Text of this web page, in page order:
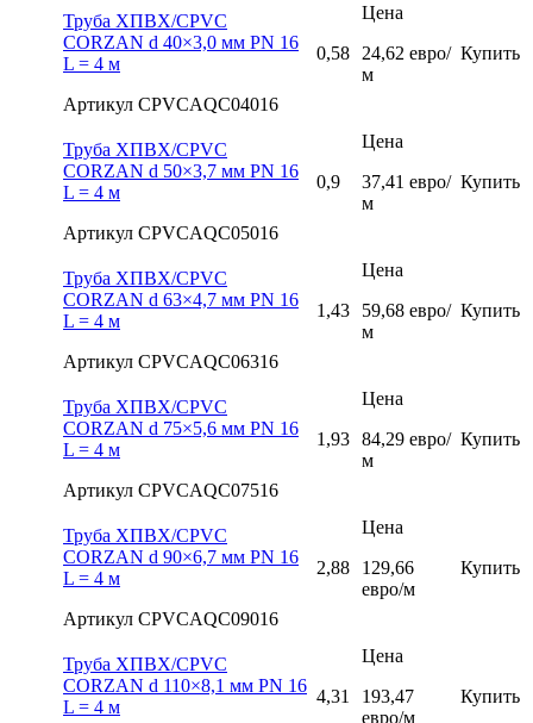
Труба ХПВХ/CPVC
CORZAN d 40×3,0 мм PN 16
L = 4 м
Артикул CPVCAQC04016
0,58
Цена
24,62 евро/
м
Купить
Труба ХПВХ/CPVC
CORZAN d 50×3,7 мм PN 16
L = 4 м
Артикул CPVCAQC05016
0,9
Цена
37,41 евро/
м
Купить
Труба ХПВХ/CPVC
CORZAN d 63×4,7 мм PN 16
L = 4 м
Артикул CPVCAQC06316
1,43
Цена
59,68 евро/
м
Купить
Труба ХПВХ/CPVC
CORZAN d 75×5,6 мм PN 16
L = 4 м
Артикул CPVCAQC07516
1,93
Цена
84,29 евро/
м
Купить
Труба ХПВХ/CPVC
CORZAN d 90×6,7 мм PN 16
L = 4 м
Артикул CPVCAQC09016
2,88
Цена
129,66
евро/м
Купить
Труба ХПВХ/CPVC
CORZAN d 110×8,1 мм PN 16
L = 4 м
4,31
Цена
193,47
евро/м
Купить